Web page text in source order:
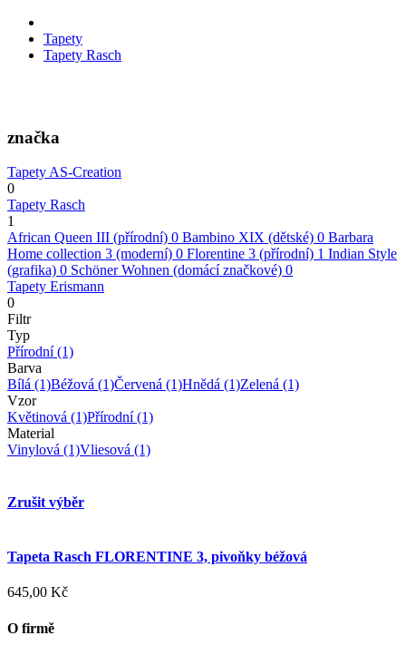
Tapety
Tapety Rasch
značka
Tapety AS-Creation
0
Tapety Rasch
1
African Queen III (přírodní) 0 Bambino XIX (dětské) 0 Barbara
Home collection 3 (moderní) 0 Florentine 3 (přírodní) 1 Indian Style
(grafika) 0 Schöner Wohnen (domácí značkové) 0
Tapety Erismann
0
Filtr
Typ
Přírodní(1)
Barva
Bílá (1)Béžová (1)Červená (1)Hnědá (1)Zelená (1)
Vzor
Květinová (1)Přírodní(1)
Material
Vinylová (1)Vliesová (1)
Zrušit výběr
Tapeta Rasch FLORENTINE 3, pivoňky béžová
645,00 Kč
O firmě